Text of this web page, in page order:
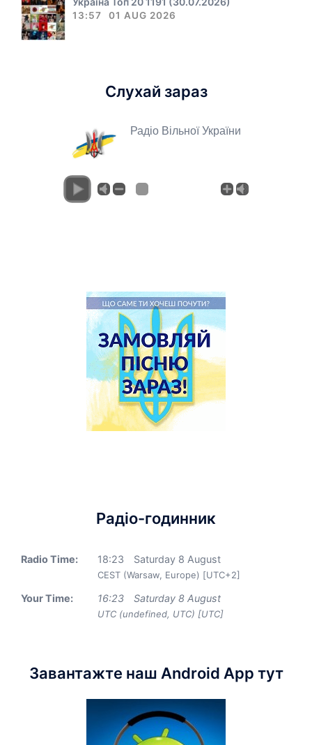
13:57 01 AUG 2026
Слухай зараз
Радіо Вільної України
Радіо-годинник
Radio Time: 18:23 Saturday 8 August
CEST (Warsaw, Europe) [UTC+2]
Your Time: 16:23 Saturday 8 August
UTC (undefined, UTC) [UTC]
Завантажте наш Android App тут